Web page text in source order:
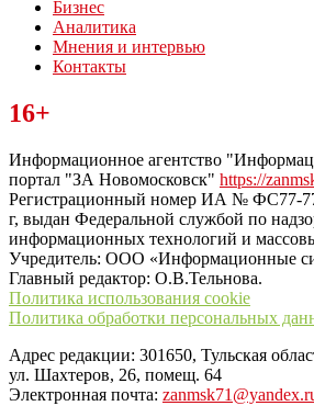
Бизнес
Аналитика
Мнения и интервью
Контакты
Читайте последние новости дня в
“ЗаНовомосковск”
16+
Информационное агентство
портал "ЗА Новомосковск" https://
Регистрационный номер ИА № ФС77-
г, выдан Федеральной службой по
информационных технологий и
Учредитель: ООО «Информационные
Главный редактор: О.В.Тельнова.
Политика использования cookie
Политика обработки персональных
Адрес редакции: 301650, Тульская
ул. Шахтеров, 26, помещ. 64
Электронная почта: